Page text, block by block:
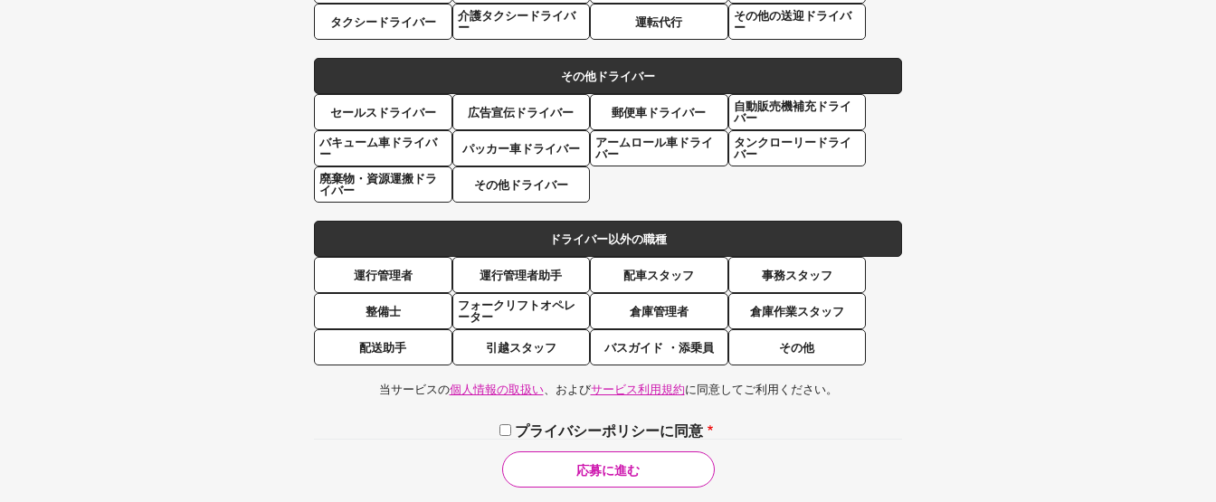
タクシードライバー
介護タクシードライバ
ー
運転代行
その他の送迎ドライバ
ー
その他ドライバー
セールスドライバー 広告宣伝ドライバー 郵便車ドライバー
自動販売機補充ドライ
バー
バキューム車ドライバ
ー
パッカー車ドライバー
アームロール車ドライ
バー
タンクローリードライ
バー
廃棄物・資源運搬ドラ
イバー
その他ドライバー
ドライバー以外の職種
運行管理者 運行管理者助手 配車スタッフ 事務スタッフ
整備士
フォークリフトオペレ
ーター
倉庫管理者 倉庫作業スタッフ
配送助手 引越スタッフ バスガイド ・添乗員 その他
当サービスの個人情報の取扱い、およびサービス利用規約に同意してご利用ください。
プライバシーポリシーに同意